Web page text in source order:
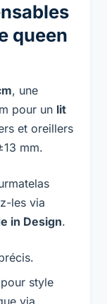
queen
, une
pour un lit
et oreillers
mm.
les via
in Design.
style